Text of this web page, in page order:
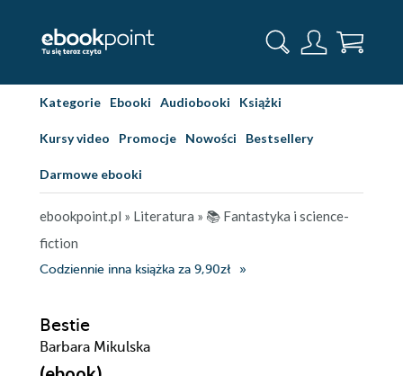
Kategorie Ebooki Audiobooki Książki
Kursy video Promocje Nowości Bestsellery
Darmowe ebooki
ebookpoint.pl » Literatura » 📚 Fantastyka i science-
fiction
Codziennie inna książka za 9,90zł
Bestie
Barbara Mikulska